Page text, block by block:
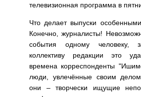
телевизионная программа в
Что делает выпуски
Конечно, журналисты!
события одному человеку,
коллективу редакции это
времена корреспонденты
люди, увлечённые своим
они – творчески ищущие